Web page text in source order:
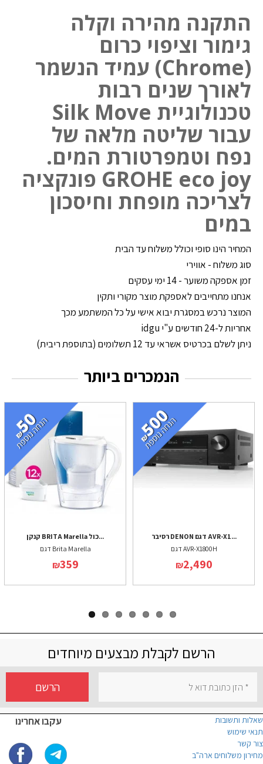
התקנה מהירה וקלה
גימור וציפוי כרום
(Chrome) עמיד הנשמר
לאורך שנים רבות
טכנולוגיית Silk Move
עבור שליטה מלאה של
נפח וטמפרטורת המים.
GROHE eco joy פונקציה
לצריכה מופחת וחיסכון
במים
המחיר הינו סופי וכולל משלוח עד הבית
סוג משלוח - אווירי
זמן אספקה משוער - 14 ימי עסקים
אנחנו מתחייבים לאספקת מוצר מקורי ותקין
המוצר נרכש במסגרת יבוא אישי על כל המשתמע מכך
אחריות ל-24 חודשים ע"י idgu
ניתן לשלם בכרטיס אשראי עד 12 תשלומים (בתוספת ריבית)
הנמכרים ביותר
קנקן BRITA Marella כול...
דגם Brita Marella
₪359
רסיבר DENON דגם AVR-X1...
דגם AVR-X1800H
₪2,490
הרשם לקבלת מבצעים מיוחדים
הרשם
עקבו אחרינו
שאלות ותשובות
תנאי שימוש
צור קשר
מחירון משלוחים ארה"ב